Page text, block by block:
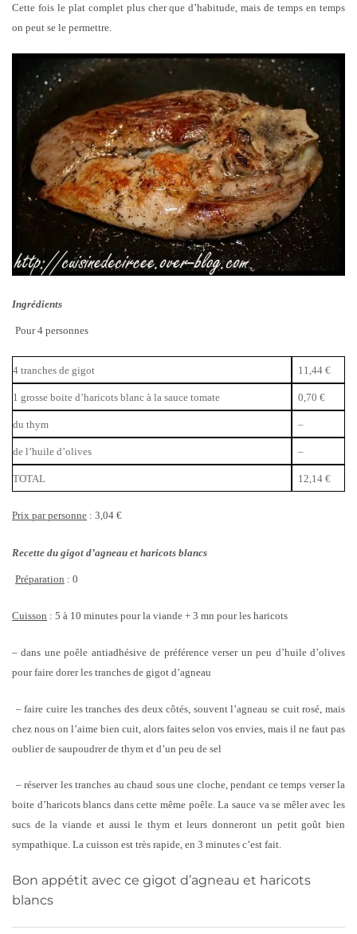
Cette fois le plat complet plus cher que d’habitude, mais de temps en temps
on peut se le permettre.
Ingrédients
Pour 4 personnes
4 tranches de gigot 11,44 €
1 grosse boite d’haricots blanc à la sauce tomate 0,70 €
du thym –
de l’huile d’olives –
TOTAL 12,14 €
Prix par personne : 3,04 €
Recette du gigot d’agneau et haricots blancs
Préparation : 0
Cuisson : 5 à 10 minutes pour la viande + 3 mn pour les haricots
– dans une poêle antiadhésive de préférence verser un peu d’huile d’olives
pour faire dorer les tranches de gigot d’agneau
– faire cuire les tranches des deux côtés, souvent l’agneau se cuit rosé, mais
chez nous on l’aime bien cuit, alors faites selon vos envies, mais il ne faut pas
oublier de saupoudrer de thym et d’un peu de sel
– réserver les tranches au chaud sous une cloche, pendant ce temps verser la
boite d’haricots blancs dans cette même poêle. La sauce va se mêler avec les
sucs de la viande et aussi le thym et leurs donneront un petit goût bien
sympathique. La cuisson est très rapide, en 3 minutes c’est fait.
Bon appétit avec ce gigot d’agneau et haricots
blancs